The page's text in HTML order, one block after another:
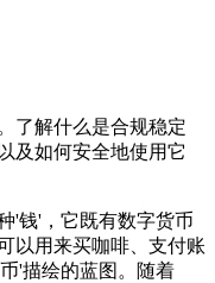
了解什么是合规稳定
及如何安全地使用它
'钱'，它既有数字货币
以用来买咖啡、支付账
'描绘的蓝图。随着